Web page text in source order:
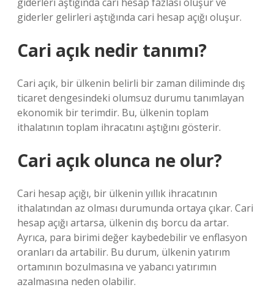
giderler gelirleri aştığında cari hesap açığı oluşur.
Cari açık nedir tanımı?
Cari açık, bir ülkenin belirli bir zaman diliminde dış
ticaret dengesindeki olumsuz durumu tanımlayan
ekonomik bir terimdir. Bu, ülkenin toplam
ithalatının toplam ihracatını aştığını gösterir.
Cari açık olunca ne olur?
Cari hesap açığı, bir ülkenin yıllık ihracatının
ithalatından az olması durumunda ortaya çıkar. Cari
hesap açığı artarsa, ülkenin dış borcu da artar.
Ayrıca, para birimi değer kaybedebilir ve enflasyon
oranları da artabilir. Bu durum, ülkenin yatırım
ortamının bozulmasına ve yabancı yatırımın
azalmasına neden olabilir.